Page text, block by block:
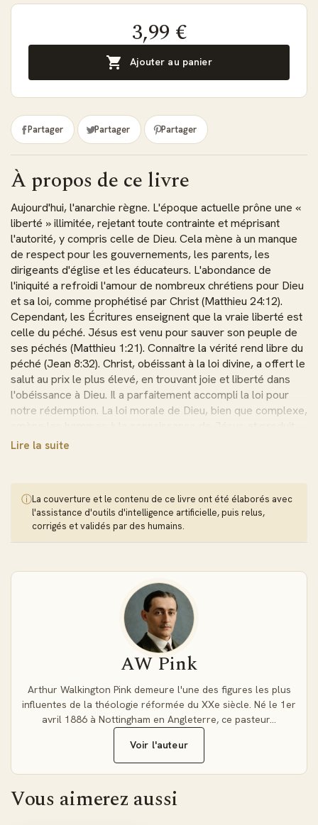
3,99 €
 Ajouter au panier
Partager Partager Partager
À propos de ce livre
Aujourd'hui, l'anarchie règne. L'époque actuelle prône une «
liberté » illimitée, rejetant toute contrainte et méprisant
l'autorité, y compris celle de Dieu. Cela mène à un manque
de respect pour les gouvernements, les parents, les
dirigeants d'église et les éducateurs. L'abondance de
l'iniquité a refroidi l'amour de nombreux chrétiens pour Dieu
et sa loi, comme prophétisé par Christ (Matthieu 24:12).
Cependant, les Écritures enseignent que la vraie liberté est
celle du péché. Jésus est venu pour sauver son peuple de
ses péchés (Matthieu 1:21). Connaître la vérité rend libre du
péché (Jean 8:32). Christ, obéissant à la loi divine, a offert le
salut au prix le plus élevé, en trouvant joie et liberté dans
l'obéissance à Dieu. Il a parfaitement accompli la loi pour
notre rédemption. La loi morale de Dieu, bien que complexe,
en eux une ressemblance avec leur Père céleste, fruit de la
Lire la suite
ⓘLa couverture et le contenu de ce livre ont été élaborés avec
l'assistance d'outils d'intelligence artificielle, puis relus,
corrigés et validés par des humains.
AW Pink
Arthur Walkington Pink demeure l'une des figures les plus
influentes de la théologie réformée du XXe siècle. Né le 1er
avril 1886 à Nottingham en Angleterre, ce pasteur…
Voir l'auteur
Vous aimerez aussi